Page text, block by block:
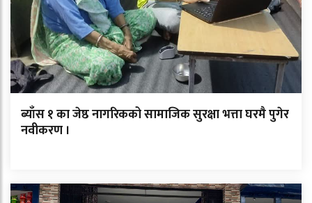
ब्याँस १ का जेष्ठ नागरिकको सामाजिक सुरक्षा भत्ता घरमै पुगेर
नवीकरण ।